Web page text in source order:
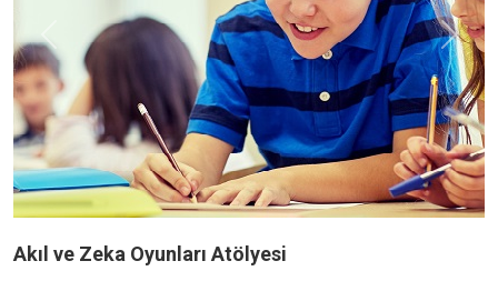
Previous Next
Akıl ve Zeka Oyunları Atölyesi